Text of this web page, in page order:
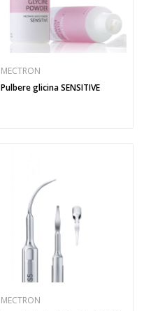
MECTRON
Pulbere glicina SENSITIVE
MECTRON